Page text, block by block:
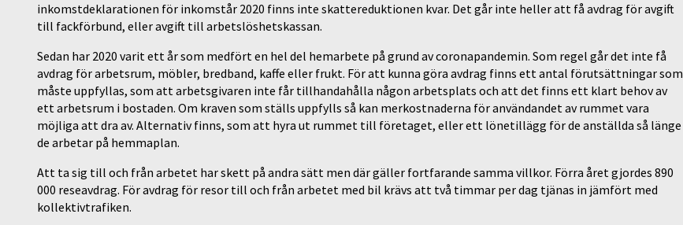
inkomstdeklarationen för inkomstår 2020 finns inte skattereduktionen kvar. Det går inte heller att få avdrag för avgift
till fackförbund, eller avgift till arbetslöshetskassan.
Sedan har 2020 varit ett år som medfört en hel del hemarbete på grund av coronapandemin. Som regel går det inte få
avdrag för arbetsrum, möbler, bredband, kaffe eller frukt. För att kunna göra avdrag finns ett antal förutsättningar som
måste uppfyllas, som att arbetsgivaren inte får tillhandahålla någon arbetsplats och att det finns ett klart behov av
ett arbetsrum i bostaden. Om kraven som ställs uppfylls så kan merkostnaderna för användandet av rummet vara
möjliga att dra av. Alternativ finns, som att hyra ut rummet till företaget, eller ett lönetillägg för de anställda så länge
de arbetar på hemmaplan.
Att ta sig till och från arbetet har skett på andra sätt men där gäller fortfarande samma villkor. Förra året gjordes 890
000 reseavdrag. För avdrag för resor till och från arbetet med bil krävs att två timmar per dag tjänas in jämfört med
kollektivtrafiken.